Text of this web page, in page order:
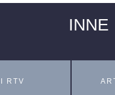
INNE
RTV